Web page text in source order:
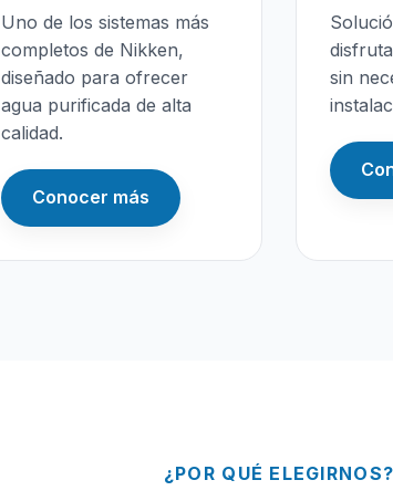
Uno de los sistemas más
completos de Nikken,
diseñado para ofrecer
agua purificada de alta
calidad.
Conocer más
sin
¿POR QUÉ ELEGIRNOS?